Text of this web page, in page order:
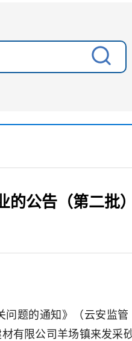
公告（第二批）
题的通知》（云安监管
有限公司羊场镇来发采